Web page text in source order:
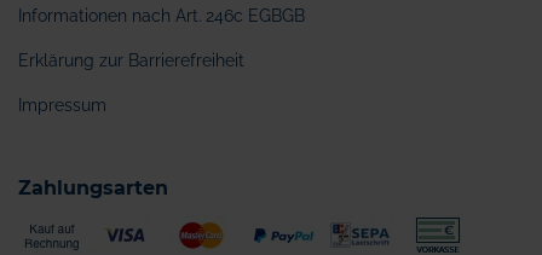
Informationen nach Art. 246c EGBGB
Erklärung zur Barrierefreiheit
Impressum
Zahlungsarten